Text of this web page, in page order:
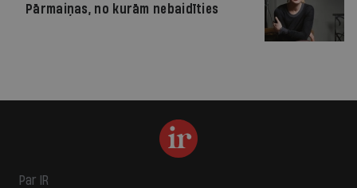
Pārmaiņas, no kurām nebaidīties
Par IR